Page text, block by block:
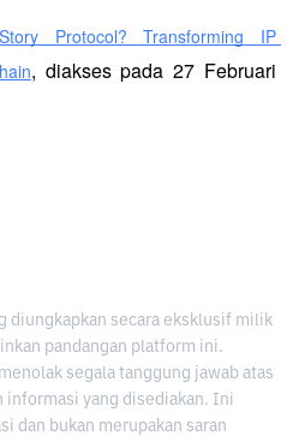
Protocol? Transforming IP
, diakses pada 27 Februari
diungkapkan secara eksklusif milik
pandangan platform ini.
segala tanggung jawab atas
informasi yang disediakan. Ini
dan bukan merupakan saran